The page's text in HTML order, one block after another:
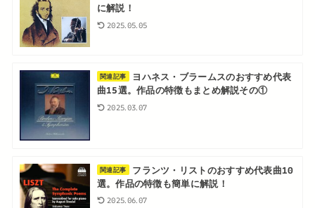
に解説！
2025.05.05
関連記事
ヨハネス・ブラームスのおすすめ代表
曲15選。作品の特徴もまとめ解説その①
2025.03.07
関連記事
フランツ・リストのおすすめ代表曲10
選。作品の特徴も簡単に解説！
2025.06.07